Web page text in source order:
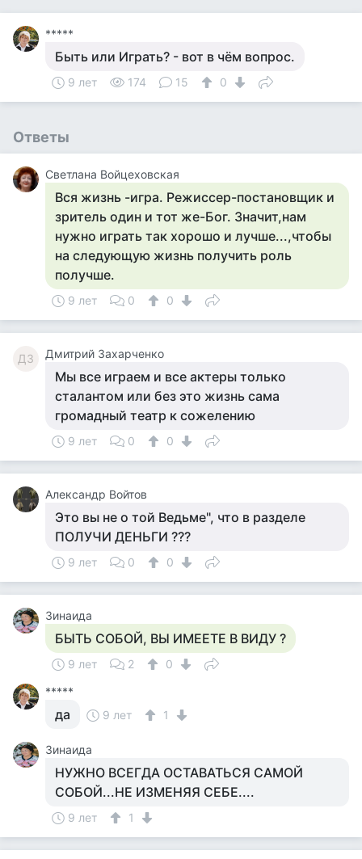
*****
Быть или Играть? - вот в чём вопрос.
9 лет 174 15 0
Ответы
Светлана Войцеховская
Вся жизнь -игра. Режиссер-постановщик и
зритель один и тот же-Бог. Значит,нам
нужно играть так хорошо и лучше...,чтобы
на следующую жизнь получить роль
получше.
9 лет 0 0
ДЗ Дмитрий Захарченко
Мы все играем и все актеры только
сталантом или без это жизнь сама
громадный театр к сожелению
9 лет 0 0
Александр Войтов
Это вы не о той Ведьме", что в разделе
ПОЛУЧИ ДЕНЬГИ ???
9 лет 0 0
Зинаида
БЫТЬ СОБОЙ, ВЫ ИМЕЕТЕ В ВИДУ ?
9 лет 2
0
*****
да 9 лет 1
Зинаида
НУЖНО ВСЕГДА ОСТАВАТЬСЯ САМОЙ
СОБОЙ...НЕ ИЗМЕНЯЯ СЕБЕ....
9 лет 1